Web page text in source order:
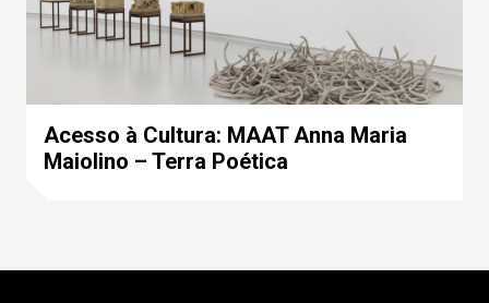
Acesso à Cultura: MAAT Anna Maria
Maiolino – Terra Poética